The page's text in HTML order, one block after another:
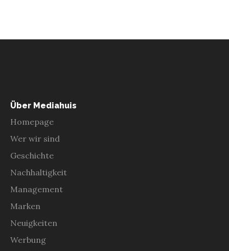
Über Mediahuis
Homepage
Wer wir sind
Geschichte
Nachhaltigkeit
Management
Marken
Neuigkeiten
Werbung